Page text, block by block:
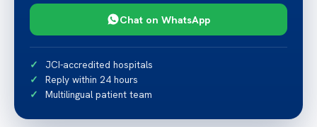
Chat on WhatsApp
JCI-accredited hospitals
Reply within 24 hours
Multilingual patient team